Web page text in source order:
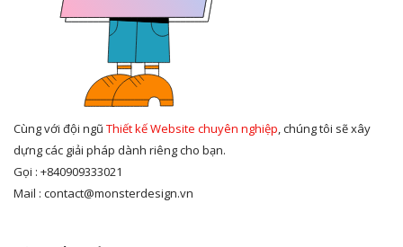
Cùng với đội ngũ Thiết kế Website chuyên nghiệp, chúng tôi sẽ xây
dựng các giải pháp dành riêng cho bạn.
Gọi : +840909333021
Mail : contact@monsterdesign.vn